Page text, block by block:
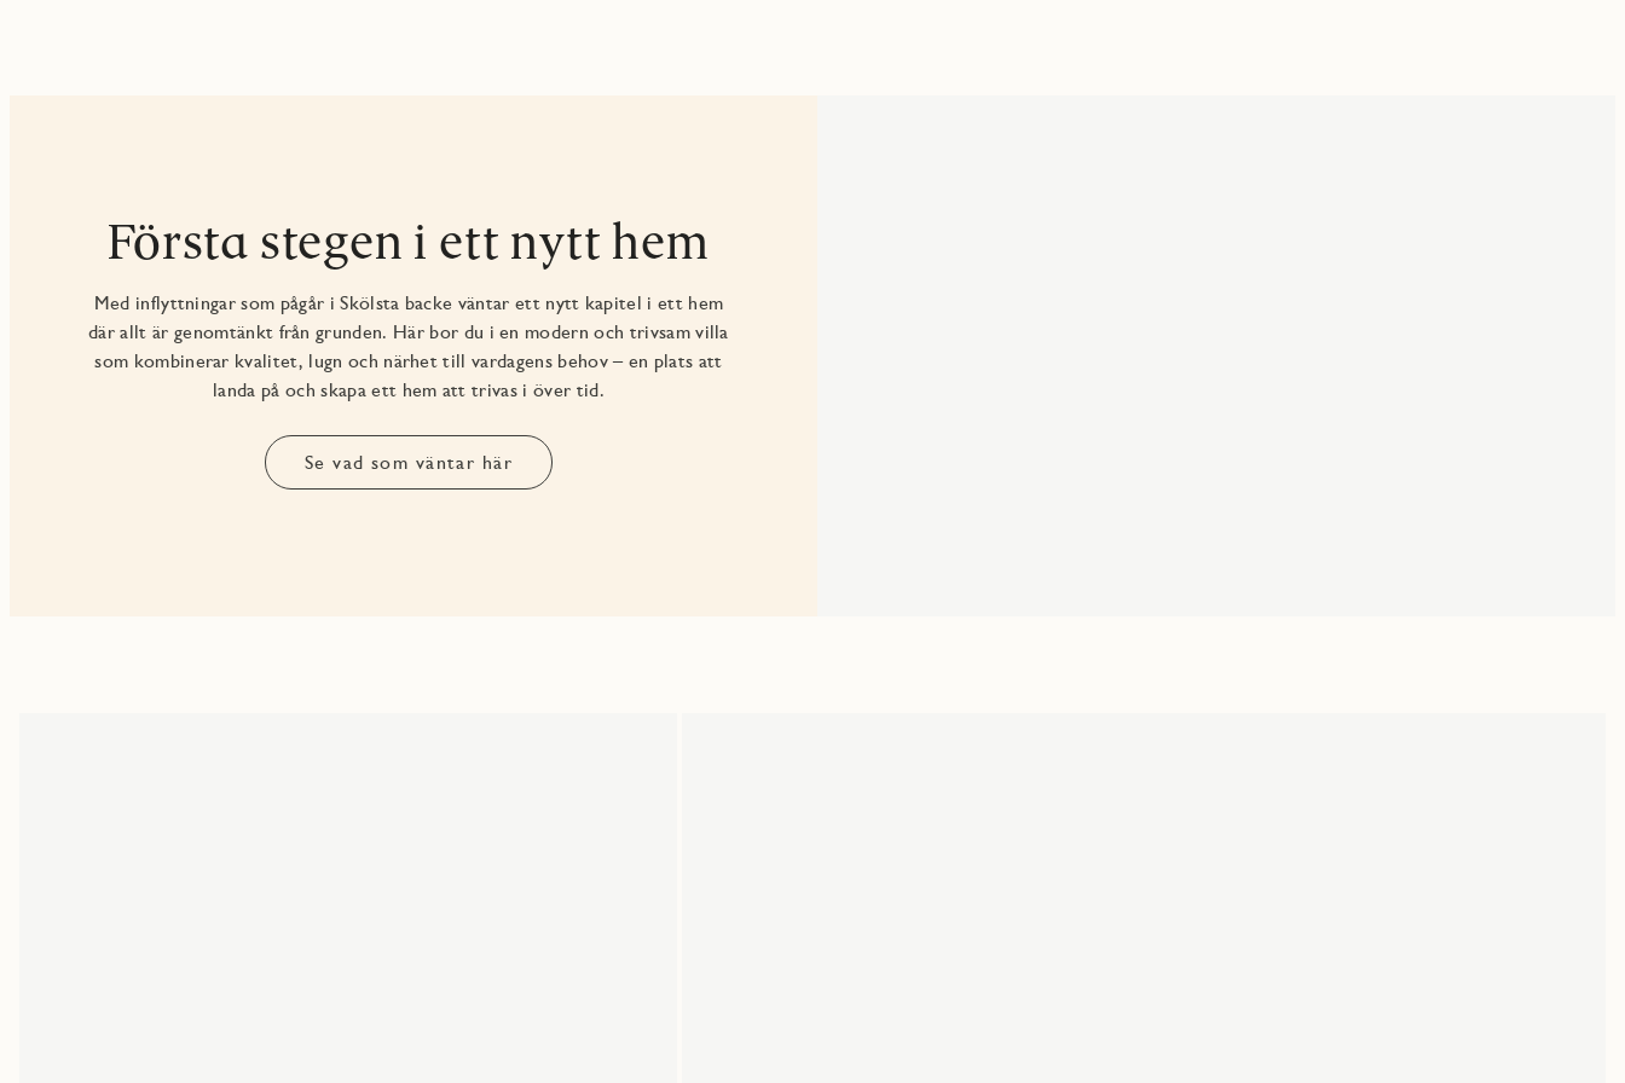
Första stegen i ett nytt hem
Med inflyttningar som pågår i Skölsta backe väntar ett nytt kapitel i ett hem
där allt är genomtänkt från grunden. Här bor du i en modern och trivsam villa
som kombinerar kvalitet, lugn och närhet till vardagens behov – en plats att
landa på och skapa ett hem att trivas i över tid.
Se vad som väntar här